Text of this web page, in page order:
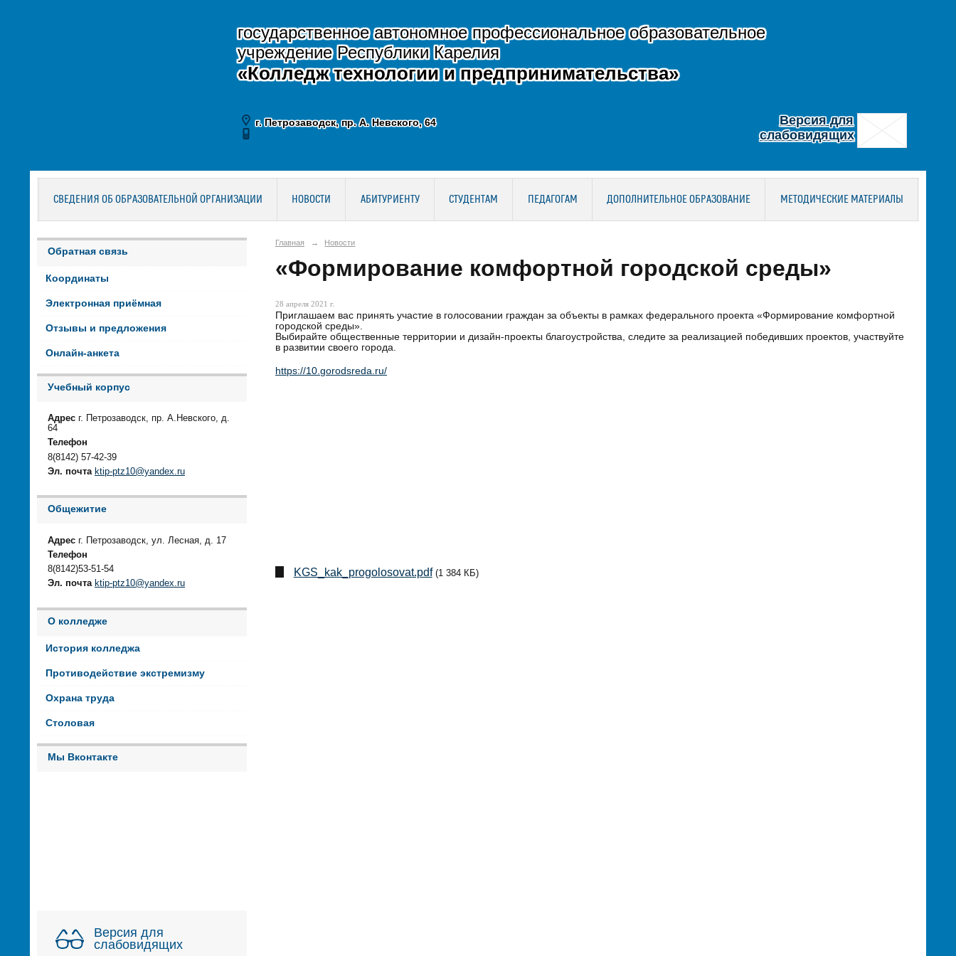
государственное автономное профессиональное образовательное
учреждение Республики Карелия
«Колледж технологии и предпринимательства»
г. Петрозаводск, пр. А. Невского, 64
Версия для
слабовидящих
СВЕДЕНИЯ ОБ ОБРАЗОВАТЕЛЬНОЙ ОРГАНИЗАЦИИ НОВОСТИ АБИТУРИЕНТУ СТУДЕНТАМ ПЕДАГОГАМ ДОПОЛНИТЕЛЬНОЕ ОБРАЗОВАНИЕ МЕТОДИЧЕСКИЕ МАТЕРИАЛЫ
Обратная связь
Координаты
Электронная приёмная
Отзывы и предложения
Онлайн-анкета
Учебный корпус
Адрес г. Петрозаводск, пр. А.Невского, д.
64
Телефон
8(8142) 57-42-39
Эл. почта ktip-ptz10@yandex.ru
Общежитие
Адрес г. Петрозаводск, ул. Лесная, д. 17
Телефон
8(8142)53-51-54
Эл. почта ktip-ptz10@yandex.ru
О колледже
История колледжа
Противодействие экстремизму
Охрана труда
Столовая
Мы Вконтакте
Версия для
слабовидящих
Главная → Новости
«Формирование комфортной городской среды»
28 апреля 2021 г.
Приглашаем вас принять участие в голосовании граждан за объекты в рамках федерального проекта «Формирование комфортной
городской среды».
Выбирайте общественные территории и дизайн‑проекты благоустройства, следите за реализацией победивших проектов, участвуйте
в развитии своего города.
https://10.gorodsreda.ru/
KGS_kak_progolosovat.pdf (1 384 КБ)